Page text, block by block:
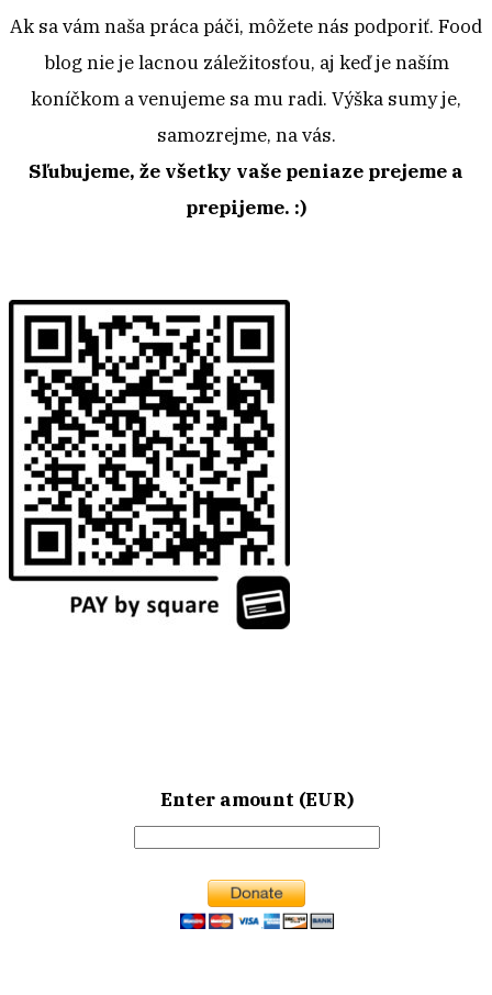
Ak sa vám naša práca páči, môžete nás podporiť. Food
blog nie je lacnou záležitosťou, aj keď je naším
koníčkom a venujeme sa mu radi. Výška sumy je,
samozrejme, na vás.
Sľubujeme, že všetky vaše peniaze prejeme a
prepijeme. :)
Enter amount (EUR)